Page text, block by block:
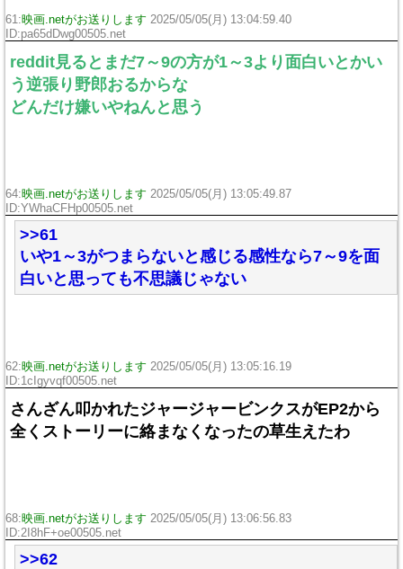
61:映画.netがお送りします 2025/05/05(月) 13:04:59.40
ID:pa65dDwg00505.net
reddit見るとまだ7～9の方が1～3より面白いとかい
う逆張り野郎おるからな
どんだけ嫌いやねんと思う
64:映画.netがお送りします 2025/05/05(月) 13:05:49.87
ID:YWhaCFHp00505.net
>>61
いや1～3がつまらないと感じる感性なら7～9を面
白いと思っても不思議じゃない
62:映画.netがお送りします 2025/05/05(月) 13:05:16.19
ID:1cIgyvqf00505.net
さんざん叩かれたジャージャービンクスがEP2から
全くストーリーに絡まなくなったの草生えたわ
68:映画.netがお送りします 2025/05/05(月) 13:06:56.83
ID:2I8hF+oe00505.net
>>62